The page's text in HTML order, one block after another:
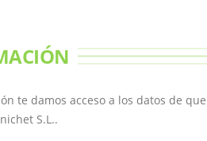
te damos acceso a los datos de
S.L..